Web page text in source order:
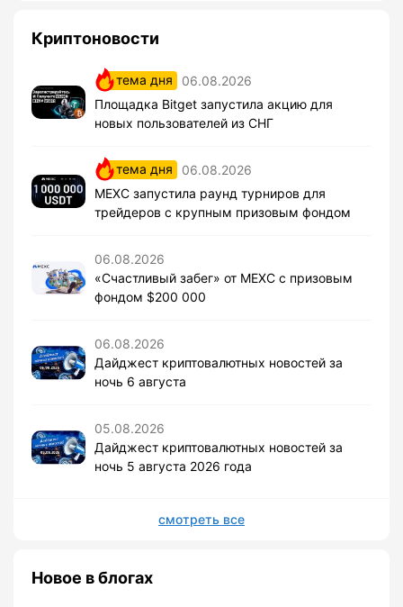
Криптоновости
тема дня
06.08.2026
Площадка Bitget запустила акцию для
новых пользователей из СНГ
тема дня
06.08.2026
MEXC запустила раунд турниров для
трейдеров с крупным призовым фондом
06.08.2026
«Счастливый забег» от MEXC с призовым
фондом $200 000
06.08.2026
Дайджест криптовалютных новостей за
ночь 6 августа
05.08.2026
Дайджест криптовалютных новостей за
ночь 5 августа 2026 года
смотреть все
Новое в блогах